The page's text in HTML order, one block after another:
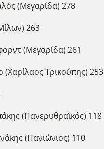
(Μεγαρίδα) 278
263
(Μεγαρίδα) 261
(Χαρίλαος Τρικούπης) 253
(Πανερυθραϊκός) 118
(Πανιώνιος) 110